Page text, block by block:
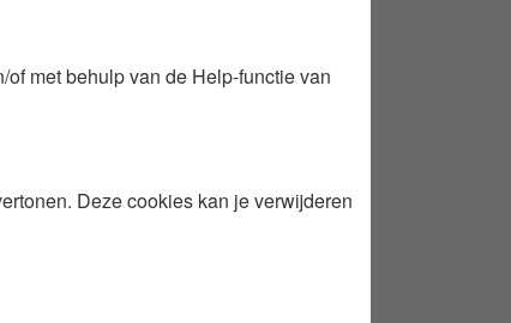
met behulp van de Help-functie van
Deze cookies kan je verwijderen